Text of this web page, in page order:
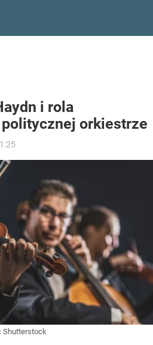
i rola
orkiestrze
Shutterstock